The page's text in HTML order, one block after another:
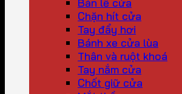
Chặn hít cửa
Tay đẩy hơi
Bánh xe cửa lùa
Thân và ruột khoá
Tay nắm cửa
Chốt giữ cửa